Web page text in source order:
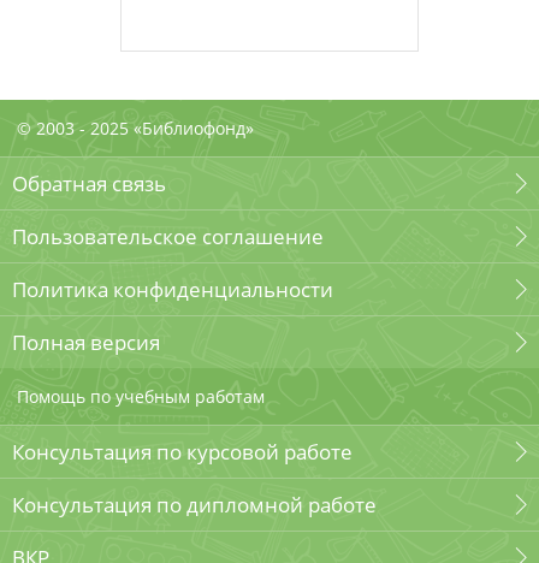
© 2003 - 2025 «Библиофонд»
Обратная связь
Пользовательское соглашение
Политика конфиденциальности
Полная версия
Помощь по учебным работам
Консультация по курсовой работе
Консультация по дипломной работе